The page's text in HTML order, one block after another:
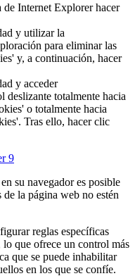
de Internet Explorer hacer
y utilizar la
para eliminar las
y, a continuación, hacer
y acceder
totalmente hacia
o totalmente hacia
Tras ello, hacer clic
9
su navegador es posible
la página web no estén
reglas específicas
que ofrece un control más
que se puede inhabilitar
en los que se confíe.